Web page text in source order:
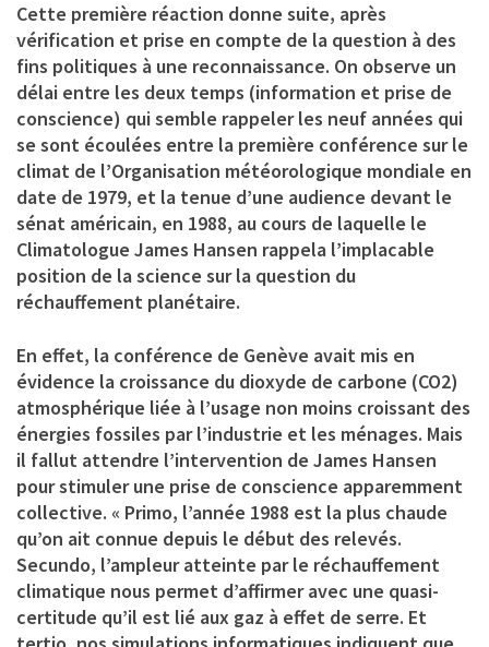
Cette première réaction donne suite, après
vérification et prise en compte de la question à des
fins politiques à une reconnaissance. On observe un
délai entre les deux temps (information et prise de
conscience) qui semble rappeler les neuf années qui
se sont écoulées entre la première conférence sur le
climat de l’Organisation météorologique mondiale en
date de 1979, et la tenue d’une audience devant le
sénat américain, en 1988, au cours de laquelle le
Climatologue James Hansen rappela l’implacable
position de la science sur la question du
réchauffement planétaire.
En effet, la conférence de Genève avait mis en
évidence la croissance du dioxyde de carbone (CO2)
atmosphérique liée à l’usage non moins croissant des
énergies fossiles par l’industrie et les ménages. Mais
il fallut attendre l’intervention de James Hansen
pour stimuler une prise de conscience apparemment
collective. « Primo, l’année 1988 est la plus chaude
qu’on ait connue depuis le début des relevés.
Secundo, l’ampleur atteinte par le réchauffement
climatique nous permet d’affirmer avec une quasi-
certitude qu’il est lié aux gaz à effet de serre. Et